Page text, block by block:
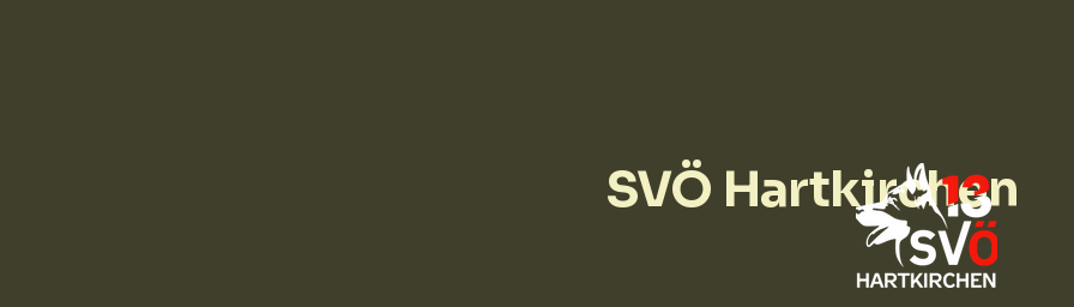
SVÖ Hartkirchen